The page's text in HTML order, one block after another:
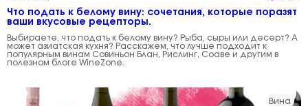
Что подать к белому вину: сочетания, которые поразят
ваши вкусовые рецепторы.
Выбираете, что подать к белому вину? Рыба, сыры или десерт? А
может азиатская кухня? Расскажем, что лучше подходит к
популярным винам Совиньон Блан, Рислинг, Соаве и другим в
полезном блоге WineZone.
Вина